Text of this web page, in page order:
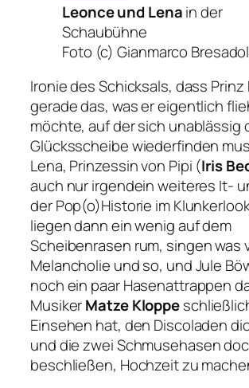
Leonce und Lenain der
Schaubühne
Foto (c) Gianmarco
Ironie des Schicksals, dass Prinz
gerade das, was er eigentlich
möchte, auf der sich unablässig
Glücksscheibe wiederfinden
Lena, Prinzessin von Pipi (Iris
auch nur irgendein weiteres It-
der Pop(o)Historie im
liegen dann ein wenig auf dem
Scheibenrasen rum, singen was
Melancholie und so, und Jule
noch ein paar Hasenattrappen
MusikerMatze Kloppe
Einsehen hat, den Discoladen
und die zwei Schmusehasen
beschließen, Hochzeit zu